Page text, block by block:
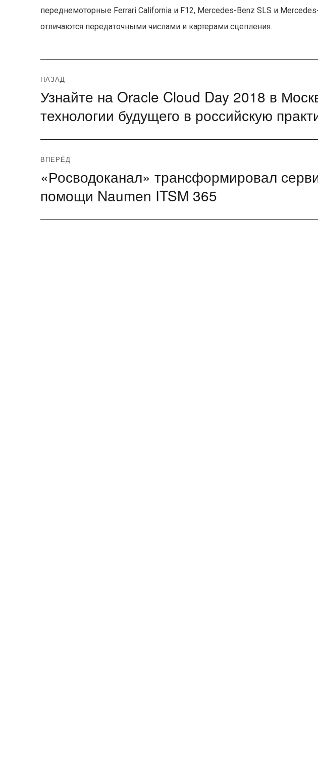
переднемоторные Ferrari California и F12, Mercedes-Benz SLS и
отличаются передаточными числами и картерами сцепления.
Навигация
по
записям
НАЗАД
Предыдущая
Узнайте на Oracle Cloud Day 2018 в
технологии будущего в российскую
ВПЕРЁД
Следующая
«Росводоканал» трансформировал
помощи Naumen ITSM 365